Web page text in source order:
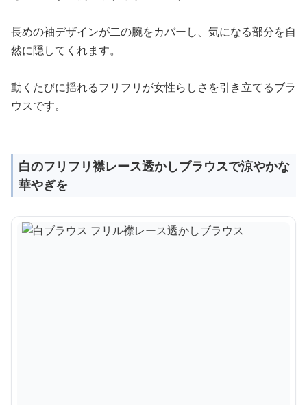
長めの袖デザインが二の腕をカバーし、気になる部分を自
然に隠してくれます。
動くたびに揺れるフリフリが女性らしさを引き立てるブラ
ウスです。
白のフリフリ襟レース透かしブラウスで涼やかな
華やぎを